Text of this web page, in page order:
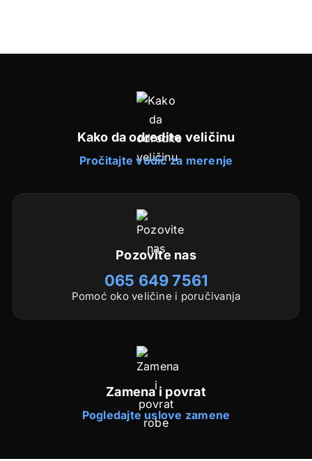
Kako da odredite veličinu
Pročitajte vodič za merenje
Pozovite nas
065 649 7561
Pomoć oko veličine i poručivanja
Zamena i povrat
Pogledajte uslove zamene